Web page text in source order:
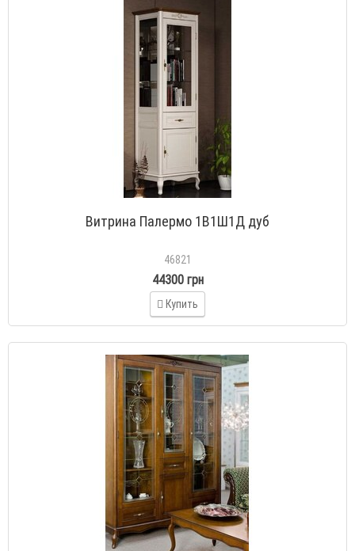
Витрина Палермо 1В1Ш1Д дуб
46821
44300 грн
Купить